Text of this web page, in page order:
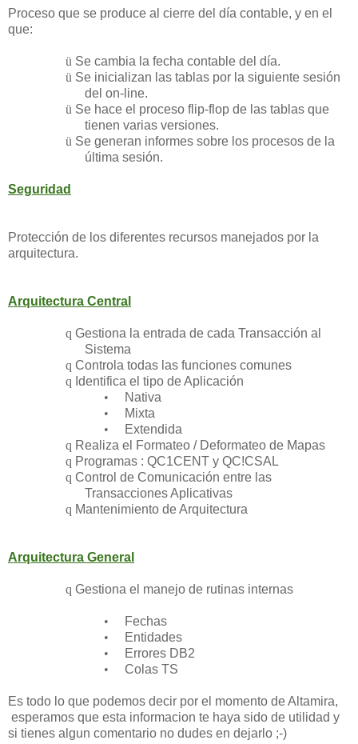
Proceso que se produce al cierre del día contable, y en el
que:
ü Se cambia la fecha contable del día.
ü Se inicializan las tablas por la siguiente sesión
del on-line.
ü Se hace el proceso flip-flop de las tablas que
tienen varias versiones.
ü Se generan informes sobre los procesos de la
última sesión.
Seguridad
Protección de los diferentes recursos manejados por la
arquitectura.
Arquitectura Central
q Gestiona la entrada de cada Transacción al
Sistema
q Controla todas las funciones comunes
q Identifica el tipo de Aplicación
•
Nativa
•
Mixta
•
Extendida
q Realiza el Formateo / Deformateo de Mapas
q Programas : QC1CENT y QC!CSAL
q Control de Comunicación entre las
Transacciones Aplicativas
q Mantenimiento de Arquitectura
Arquitectura General
q Gestiona el manejo de rutinas internas
•
Fechas
•
Entidades
•
Errores DB2
•
Colas TS
Es todo lo que podemos decir por el momento de Altamira,
esperamos que esta informacion te haya sido de utilidad y
si tienes algun comentario no dudes en dejarlo ;-)